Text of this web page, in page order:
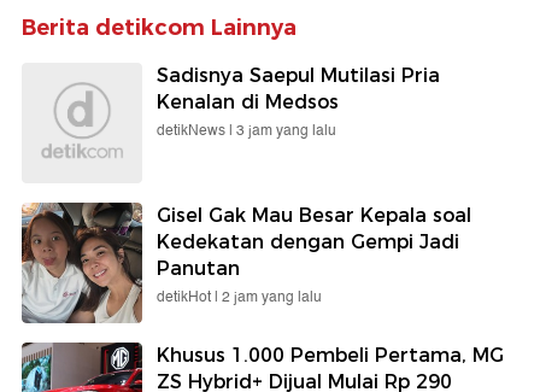
Berita detikcom Lainnya
Sadisnya Saepul Mutilasi Pria
Kenalan di Medsos
detikNews | 3 jam yang lalu
Gisel Gak Mau Besar Kepala soal
Kedekatan dengan Gempi Jadi
Panutan
detikHot | 2 jam yang lalu
Khusus 1.000 Pembeli Pertama, MG
ZS Hybrid+ Dijual Mulai Rp 290